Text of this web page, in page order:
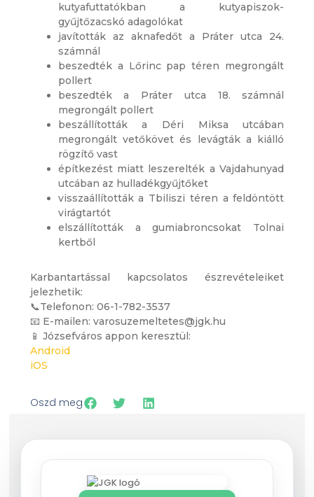
kutyafuttatókban a kutyapiszok-
gyűjtőzacskó adagolókat
javították az aknafedőt a Práter utca 24.
számnál
beszedték a Lőrinc pap téren megrongált
pollert
beszedték a Práter utca 18. számnál
megrongált pollert
beszállították a Déri Miksa utcában
megrongált vetőkövet és levágták a kiálló
rögzítő vast
építkezést miatt leszerelték a Vajdahunyad
utcában az hulladékgyűjtőket
visszaállították a Tbiliszi téren a feldöntött
virágtartót
elszállították a gumiabroncsokat Tolnai
kertből
Karbantartással kapcsolatos észrevételeiket
jelezhetik:
📞Telefonon: 06-1-782-3537
📧 E-mailen: varosuzemeltetes@jgk.hu
📱 Józsefváros appon keresztül:
Android
iOS
Oszd meg